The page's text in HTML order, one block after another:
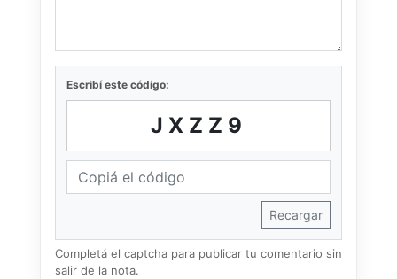
Escribí este código:
JXZZ9
Recargar
Completá el captcha para publicar tu comentario sin
salir de la nota.